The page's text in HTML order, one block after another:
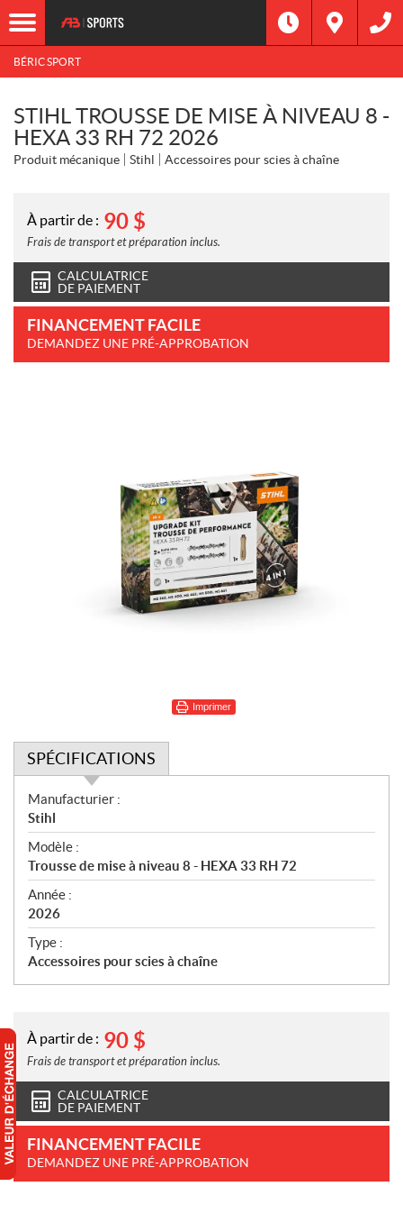
BÉRIC SPORT
STIHL TROUSSE DE MISE À NIVEAU 8 -
HEXA 33 RH 72 2026
Produit mécanique Stihl Accessoires pour scies à chaîne
À partir de : 90 $
Frais de transport et préparation inclus.
CALCULATRICE
DE PAIEMENT
FINANCEMENT FACILE
DEMANDEZ UNE PRÉ-APPROBATION
Imprimer
SPÉCIFICATIONS
S
p
é
c
i
f
i
c
a
n
s
Manufacturier :
Stihl
Modèle :
Trousse de mise à niveau 8 - HEXA 33 RH 72
Année :
2026
Type :
Accessoires pour scies à chaîne
À partir de : 90 $
Frais de transport et préparation inclus.
CALCULATRICE
DE PAIEMENT
FINANCEMENT FACILE
DEMANDEZ UNE PRÉ-APPROBATION